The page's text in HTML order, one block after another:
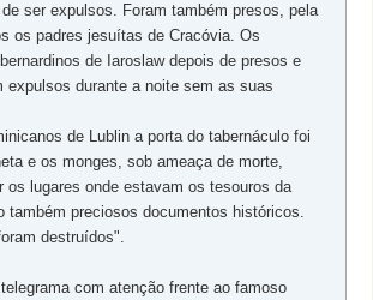
ser expulsos. Foram também presos, pela
os padres jesuítas de Cracóvia. Os
de Iaroslaw depois de presos e
expulsos durante a noite sem as suas
de Lublin a porta do tabernáculo foi
e os monges, sob ameaça de morte,
os lugares onde estavam os tesouros da
também preciosos documentos históricos.
destruídos".
com atenção frente ao famoso